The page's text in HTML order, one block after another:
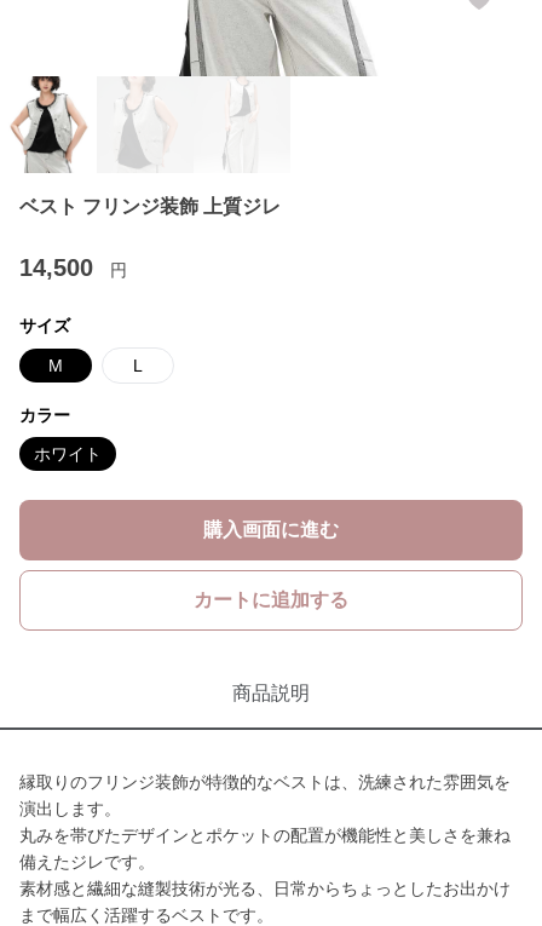
ベスト フリンジ装飾 上質ジレ
14,500 円
サイズ
M L
カラー
ホワイト
購入画面に進む
カートに追加する
商品説明
縁取りのフリンジ装飾が特徴的なベストは、洗練された雰囲気を
演出します。
丸みを帯びたデザインとポケットの配置が機能性と美しさを兼ね
備えたジレです。
素材感と繊細な縫製技術が光る、日常からちょっとしたお出かけ
まで幅広く活躍するベストです。